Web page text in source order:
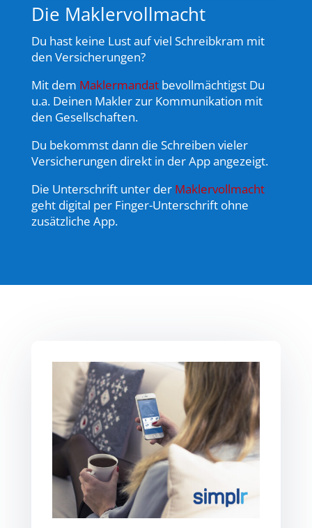
Die Maklervollmacht
Du hast keine Lust auf viel Schreibkram mit
den Versicherungen?
Mit dem Maklermandatbevollmächtigst Du
u.a. Deinen Makler zur Kommunikation mit
den Gesellschaften.
Du bekommst dann die Schreiben vieler
Versicherungen direkt in der App angezeigt.
Die Unterschrift unter der Maklervollmacht
geht digital per Finger-Unterschrift ohne
zusätzliche App.